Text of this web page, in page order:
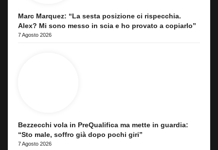
Marc Marquez: “La sesta posizione ci rispecchia.
Alex? Mi sono messo in scia e ho provato a copiarlo”
7 Agosto 2026
Bezzecchi vola in PreQualifica ma mette in guardia:
“Sto male, soffro già dopo pochi giri”
7 Agosto 2026